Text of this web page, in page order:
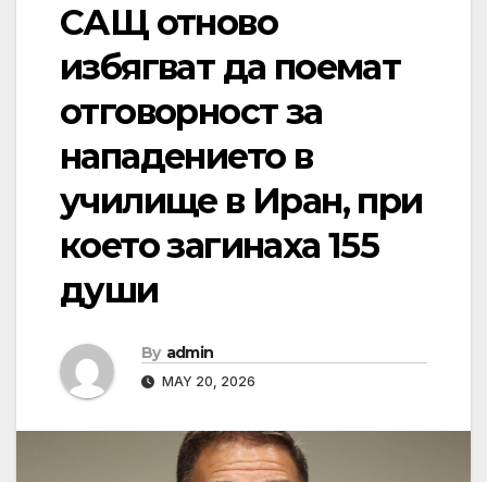
САЩ отново
избягват да поемат
отговорност за
нападението в
училище в Иран, при
което загинаха 155
души
By admin
MAY 20, 2026